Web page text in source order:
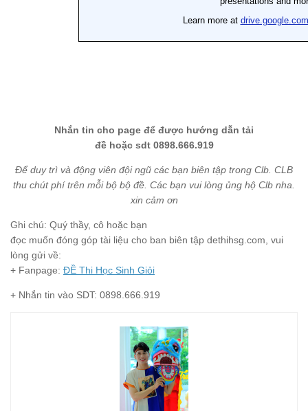
Nhắn tin cho page để được hướng dẫn tải
đề hoặc sdt 0898.666.919
Để duy trì và động viên đội ngũ các bạn biên tập trong Clb. CLB
thu chút phí trên mỗi bộ bộ đề. Các bạn vui lòng ủng hộ Clb nha.
xin cảm ơn
Ghi chú: Quý thầy, cô hoặc bạn
đọc muốn đóng góp tài liệu cho ban biên tập dethihsg.com, vui
lòng gửi về:
+ Fanpage: ĐỀ Thi Học Sinh Giỏi
+ Nhắn tin vào SDT: 0898.666.919